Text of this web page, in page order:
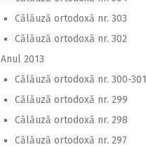
Călăuză ortodoxă nr. 303
Călăuză ortodoxă nr. 302
Anul 2013
Călăuză ortodoxă nr. 300-301
Călăuză ortodoxă nr. 299
Călăuză ortodoxă nr. 298
Călăuză ortodoxă nr. 297